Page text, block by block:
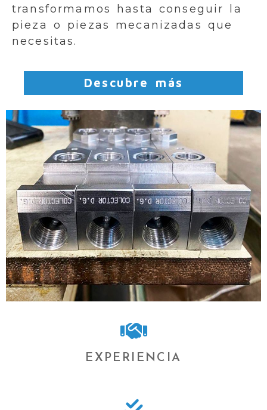
transformamos hasta conseguir la
pieza o piezas mecanizadas que
necesitas.
Descubre más
EXPERIENCIA